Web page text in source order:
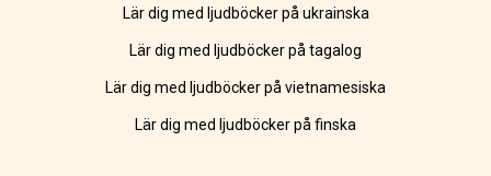
Lär dig med ljudböcker på ukrainska
Lär dig med ljudböcker på tagalog
Lär dig med ljudböcker på vietnamesiska
Lär dig med ljudböcker på finska